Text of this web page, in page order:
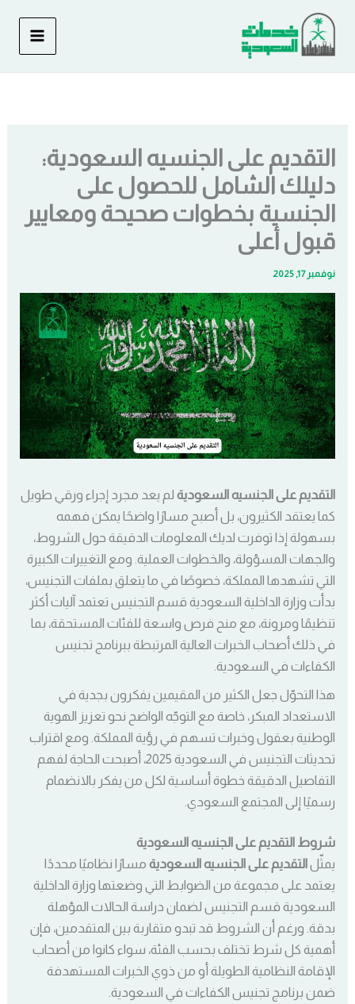
المحتوى
التقديم على الجنسيه السعودية:
دليلك الشامل للحصول على
الجنسية بخطوات صحيحة ومعايير
قبول أعلى
نوفمبر 17, 2025
التقديم على الجنسيه السعودية لم يعد مجرد إجراء ورقي طويل
كما يعتقد الكثيرون، بل أصبح مسارًا واضحًا يمكن فهمه
بسهولة إذا توفرت لديك المعلومات الدقيقة حول الشروط،
والجهات المسؤولة، والخطوات العملية. ومع التغييرات الكبيرة
التي تشهدها المملكة، خصوصًا في ما يتعلق بملفات التجنيس،
بدأت وزارة الداخلية السعودية قسم التجنيس تعتمد آليات أكثر
تنظيمًا ومرونة، مع منح فرص واسعة للفئات المستحقة، بما
في ذلك أصحاب الخبرات العالية المرتبطة ببرنامج تجنيس
الكفاءات في السعودية.
هذا التحوّل جعل الكثير من المقيمين يفكرون بجدية في
الاستعداد المبكر، خاصة مع التوجّه الواضح نحو تعزيز الهوية
الوطنية بعقول وخبرات تسهم في رؤية المملكة. ومع اقتراب
تحديثات التجنيس في السعودية 2025، أصبحت الحاجة لفهم
التفاصيل الدقيقة خطوة أساسية لكل من يفكر بالانضمام
رسميًا إلى المجتمع السعودي.
شروط التقديم على الجنسيه السعودية
يمثّلالتقديم على الجنسيه السعودية مسارًا نظاميًا محددًا
يعتمد على مجموعة من الضوابط التي وضعتها وزارة الداخلية
السعودية قسم التجنيس لضمان دراسة الحالات المؤهلة
بدقة. ورغم أن الشروط قد تبدو متقاربة بين المتقدمين، فإن
أهمية كل شرط تختلف بحسب الفئة، سواء كانوا من أصحاب
الإقامة النظامية الطويلة أو من ذوي الخبرات المستهدفة
ضمن برنامج تجنيس الكفاءات في السعودية.